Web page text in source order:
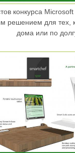
конкурса
решением для тех,
дома или по